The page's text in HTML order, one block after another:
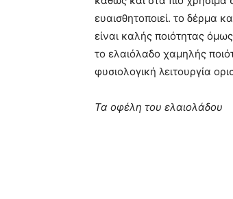
ευαισθητοποιεί. το δέρμα
είναι καλής ποιότητας
το ελαιόλαδο χαμηλής
φυσιολογική λειτουργία
Τα οφέλη του ελαιολάδου